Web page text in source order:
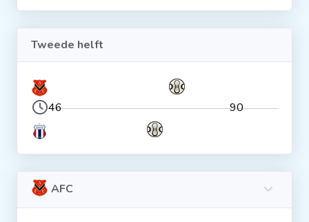
Tweede helft
46 90
AFC